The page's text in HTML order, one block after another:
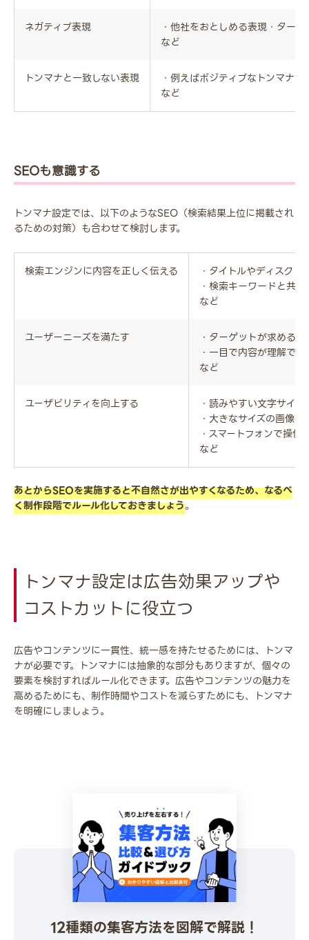
ネガティブ表現
・他社をおとしめる表現・ター
など
トンマナと一致しない表現
・例えばポジティブなトンマナ
など
SEOも意識する
トンマナ設定では、以下のようなSEO（検索結果上位に掲載され
るための対策）も合わせて検討します。
検索エンジンに内容を正しく伝える
・タイトルやディスク
・検索キーワードと共
など
ユーザーニーズを満たす
・ターゲットが求める
・一目で内容が理解で
など
ユーザビリティを向上する
・読みやすい文字サイズ
・大きなサイズの画像
・スマートフォンで操
など
あとからSEOを実施すると不自然さが出やすくなるため、なるべ
く制作段階でルール化しておきましょう。
トンマナ設定は広告効果アップや
コストカットに役立つ
広告やコンテンツに一貫性、統一感を持たせるためには、トンマ
ナが必要です。トンマナには抽象的な部分もありますが、個々の
要素を検討すればルール化できます。広告やコンテンツの魅力を
高めるためにも、制作時間やコストを減らすためにも、トンマナ
を明確にしましょう。
12種類の集客方法を図解で解説！